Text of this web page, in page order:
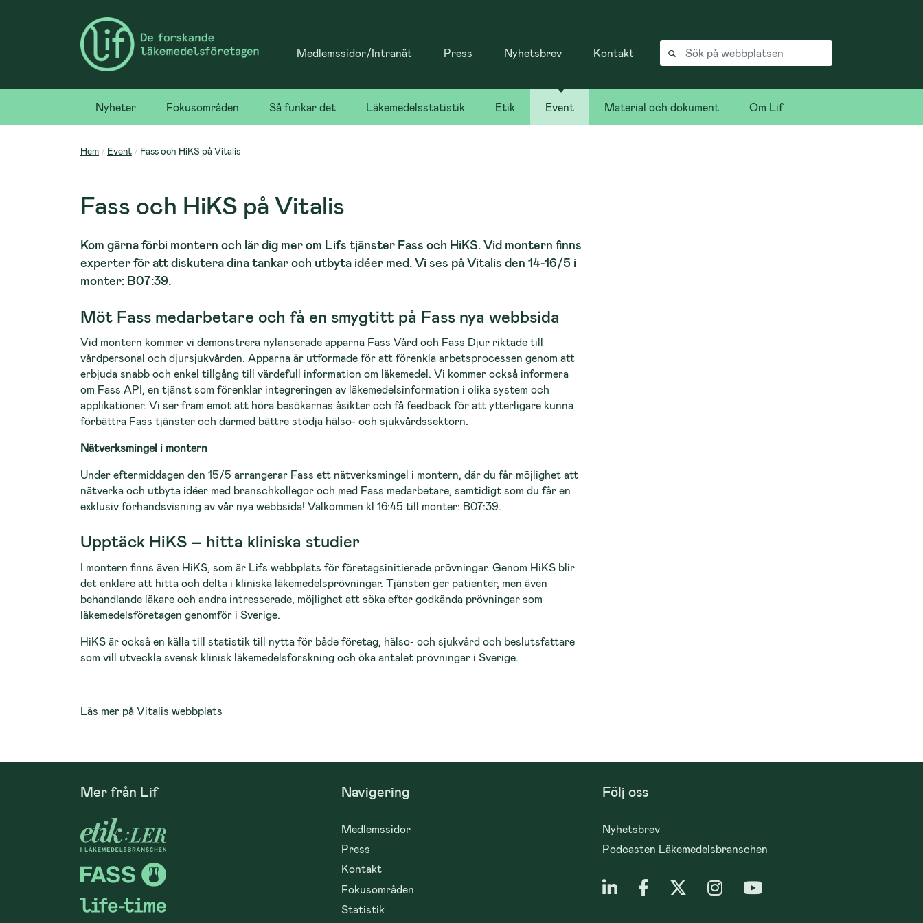
Medlemssidor/Intranät Press Nyhetsbrev Kontakt
Nyheter Fokusområden Så funkar det Läkemedelsstatistik Etik Event Material och dokument Om Lif
Hem Event Fass och HiKS på Vitalis
Fass och HiKS på Vitalis
Kom gärna förbi montern och lär dig mer om Lifs tjänster Fass och HiKS. Vid montern finns
experter för att diskutera dina tankar och utbyta idéer med. Vi ses på Vitalis den 14-16/5 i
monter: B07:39.
Möt Fass medarbetare och få en smygtitt på Fass nya webbsida
Vid montern kommer vi demonstrera nylanserade apparna Fass Vård och Fass Djur riktade till
vårdpersonal och djursjukvården. Apparna är utformade för att förenkla arbetsprocessen genom att
erbjuda snabb och enkel tillgång till värdefull information om läkemedel. Vi kommer också informera
om Fass API, en tjänst som förenklar integreringen av läkemedelsinformation i olika system och
applikationer. Vi ser fram emot att höra besökarnas åsikter och få feedback för att ytterligare kunna
förbättra Fass tjänster och därmed bättre stödja hälso- och sjukvårdssektorn.
Nätverksmingel i montern
Under eftermiddagen den 15/5 arrangerar Fass ett nätverksmingel i montern, där du får möjlighet att
nätverka och utbyta idéer med branschkollegor och med Fass medarbetare, samtidigt som du får en
exklusiv förhandsvisning av vår nya webbsida! Välkommen kl 16:45 till monter: B07:39.
Upptäck HiKS – hitta kliniska studier
I montern finns även HiKS, som är Lifs webbplats för företagsinitierade prövningar. Genom HiKS blir
det enklare att hitta och delta i kliniska läkemedelsprövningar. Tjänsten ger patienter, men även
behandlande läkare och andra intresserade, möjlighet att söka efter godkända prövningar som
läkemedelsföretagen genomför i Sverige.
HiKS är också en källa till statistik till nytta för både företag, hälso- och sjukvård och beslutsfattare
som vill utveckla svensk klinisk läkemedelsforskning och öka antalet prövningar i Sverige.
Läs mer på Vitalis webbplats
Mer från Lif Navigering
Medlemssidor
Press
Kontakt
Fokusområden
Statistik
Följ oss
Nyhetsbrev
Podcasten Läkemedelsbranschen